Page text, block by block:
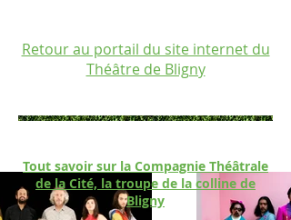
Retour au portail du site internet du
Théâtre de Bligny
Tout savoir sur la Compagnie Théâtrale
de la Cité, la troupe de la colline de
Bligny